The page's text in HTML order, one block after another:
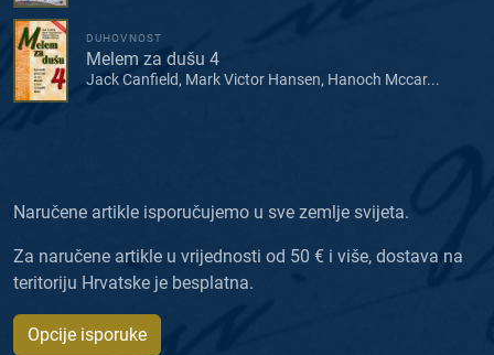
DUHOVNOST
Melem za dušu 4
Jack Canfield, Mark Victor Hansen, Hanoch Mccar...
Naručene artikle isporučujemo u sve zemlje svijeta.
Za naručene artikle u vrijednosti od 50 € i više, dostava na
teritoriju Hrvatske je besplatna.
Opcije isporuke